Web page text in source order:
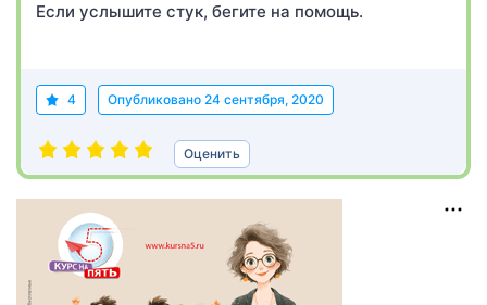
Если услышите стук, бегите на помощь.
4 Опубликовано 24 сентября, 2020
Оценить